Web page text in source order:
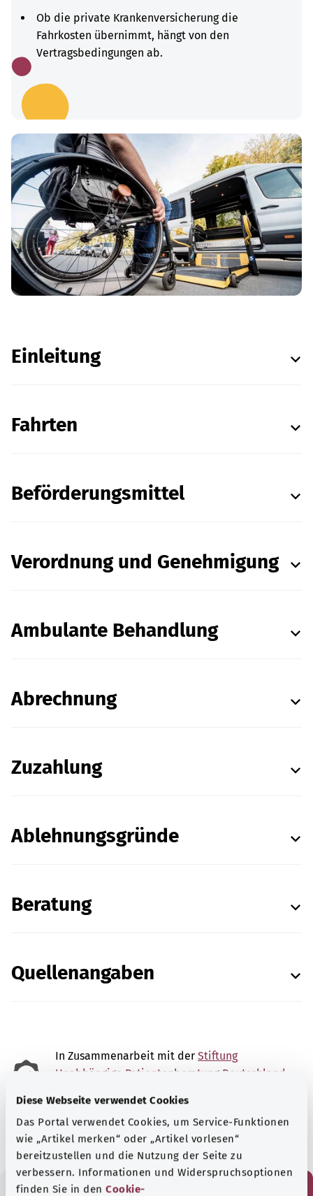
Diese Webseite verwendet Cookies
Das Portal verwendet Cookies, um Service-Funktionen
wie „Artikel merken“ oder „Artikel vorlesen“
bereitzustellen und die Nutzung der Seite zu
verbessern. Informationen und Widerspruchsoptionen
finden Sie in den Cookie-
Ob die private Krankenversicherung die
Fahrkosten übernimmt, hängt von den
Vertragsbedingungen ab.
Einleitung
Fahrten
Beförderungsmittel
Verordnung und Genehmigung
Ambulante Behandlung
Abrechnung
Zuzahlung
Ablehnungsgründe
Beratung
Quellenangaben
In Zusammenarbeit mit der Stiftung
Unabhängige Patientenberatung Deutschland